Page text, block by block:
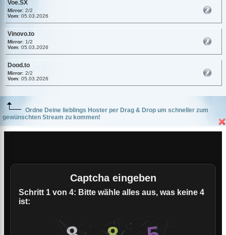
Voe.SX
Mirror: 2/2
Vom: 05.03.2026
Vinovo.to
Mirror: 1/2
Vom: 05.03.2026
Dood.to
Mirror: 2/2
Vom: 05.03.2026
Ordne Deine lieblings Hoster per Drag & Drop um schneller zum
gewünschten Stream zu kommen!